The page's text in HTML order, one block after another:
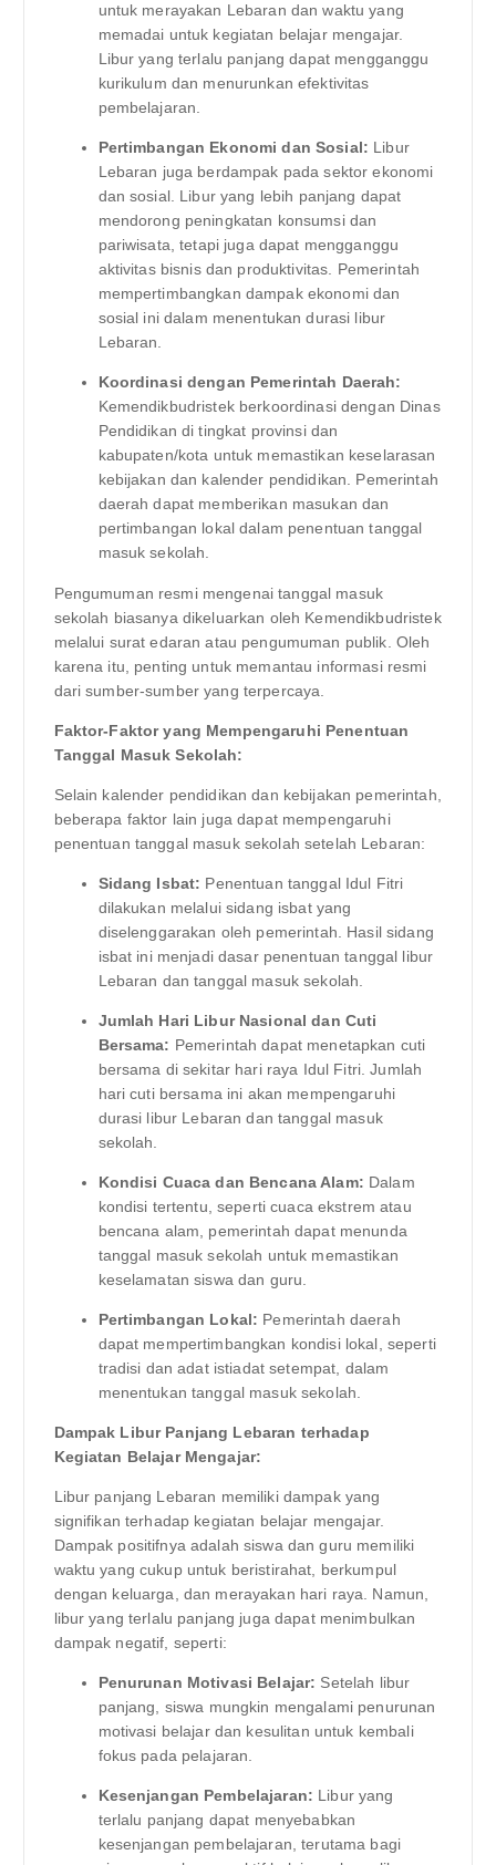
untuk merayakan Lebaran dan waktu yang
memadai untuk kegiatan belajar mengajar.
Libur yang terlalu panjang dapat mengganggu
kurikulum dan menurunkan efektivitas
pembelajaran.
Pertimbangan Ekonomi dan Sosial: Libur
Lebaran juga berdampak pada sektor ekonomi
dan sosial. Libur yang lebih panjang dapat
mendorong peningkatan konsumsi dan
pariwisata, tetapi juga dapat mengganggu
aktivitas bisnis dan produktivitas. Pemerintah
mempertimbangkan dampak ekonomi dan
sosial ini dalam menentukan durasi libur
Lebaran.
Koordinasi dengan Pemerintah Daerah:
Kemendikbudristek berkoordinasi dengan Dinas
Pendidikan di tingkat provinsi dan
kabupaten/kota untuk memastikan keselarasan
kebijakan dan kalender pendidikan. Pemerintah
daerah dapat memberikan masukan dan
pertimbangan lokal dalam penentuan tanggal
masuk sekolah.
Pengumuman resmi mengenai tanggal masuk
sekolah biasanya dikeluarkan oleh Kemendikbudristek
melalui surat edaran atau pengumuman publik. Oleh
karena itu, penting untuk memantau informasi resmi
dari sumber-sumber yang terpercaya.
Faktor-Faktor yang Mempengaruhi Penentuan
Tanggal Masuk Sekolah:
Selain kalender pendidikan dan kebijakan pemerintah,
beberapa faktor lain juga dapat mempengaruhi
penentuan tanggal masuk sekolah setelah Lebaran:
Sidang Isbat: Penentuan tanggal Idul Fitri
dilakukan melalui sidang isbat yang
diselenggarakan oleh pemerintah. Hasil sidang
isbat ini menjadi dasar penentuan tanggal libur
Lebaran dan tanggal masuk sekolah.
Jumlah Hari Libur Nasional dan Cuti
Bersama: Pemerintah dapat menetapkan cuti
bersama di sekitar hari raya Idul Fitri. Jumlah
hari cuti bersama ini akan mempengaruhi
durasi libur Lebaran dan tanggal masuk
sekolah.
Kondisi Cuaca dan Bencana Alam: Dalam
kondisi tertentu, seperti cuaca ekstrem atau
bencana alam, pemerintah dapat menunda
tanggal masuk sekolah untuk memastikan
keselamatan siswa dan guru.
Pertimbangan Lokal: Pemerintah daerah
dapat mempertimbangkan kondisi lokal, seperti
tradisi dan adat istiadat setempat, dalam
menentukan tanggal masuk sekolah.
Dampak Libur Panjang Lebaran terhadap
Kegiatan Belajar Mengajar:
Libur panjang Lebaran memiliki dampak yang
signifikan terhadap kegiatan belajar mengajar.
Dampak positifnya adalah siswa dan guru memiliki
waktu yang cukup untuk beristirahat, berkumpul
dengan keluarga, dan merayakan hari raya. Namun,
libur yang terlalu panjang juga dapat menimbulkan
dampak negatif, seperti:
Penurunan Motivasi Belajar: Setelah libur
panjang, siswa mungkin mengalami penurunan
motivasi belajar dan kesulitan untuk kembali
fokus pada pelajaran.
Kesenjangan Pembelajaran: Libur yang
terlalu panjang dapat menyebabkan
kesenjangan pembelajaran, terutama bagi